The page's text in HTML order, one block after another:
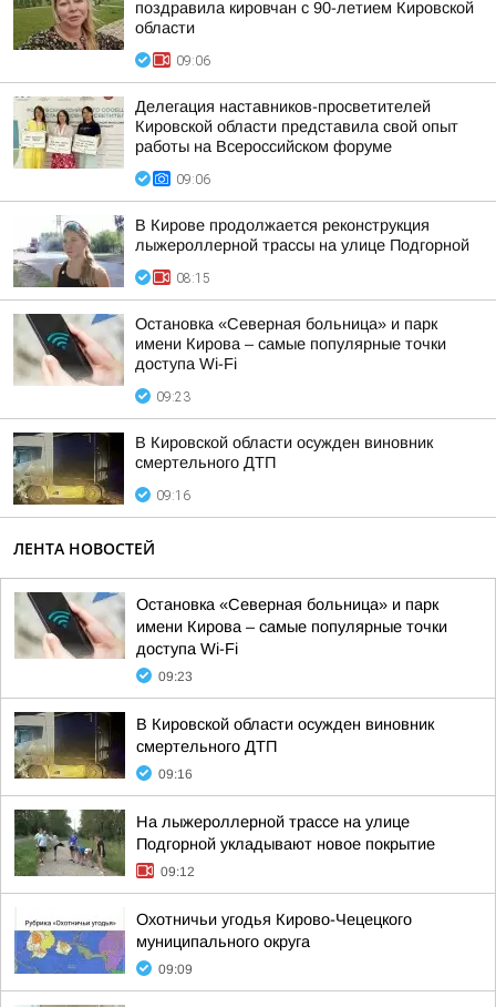
поздравила кировчан с 90-летием Кировской
области
09:06
Делегация наставников-просветителей
Кировской области представила свой опыт
работы на Всероссийском форуме
09:06
В Кирове продолжается реконструкция
лыжероллерной трассы на улице Подгорной
08:15
Остановка «Северная больница» и парк
имени Кирова – самые популярные точки
доступа Wi-Fi
09:23
В Кировской области осужден виновник
смертельного ДТП
09:16
ЛЕНТА НОВОСТЕЙ
Остановка «Северная больница» и парк
имени Кирова – самые популярные точки
доступа Wi-Fi
09:23
В Кировской области осужден виновник
смертельного ДТП
09:16
На лыжероллерной трассе на улице
Подгорной укладывают новое покрытие
09:12
Охотничьи угодья Кирово-Чецецкого
муниципального округа
09:09